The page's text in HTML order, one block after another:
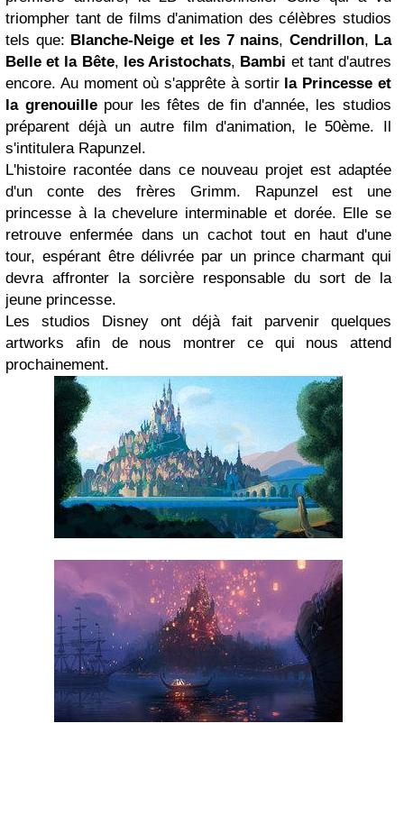
triompher tant de films d'animation des célèbres studios
tels que: Blanche-Neige et les 7 nains, Cendrillon, La
Belle et la Bête, les Aristochats, Bambi et tant d'autres
encore. Au moment où s'apprête à sortir la Princesse et
la grenouillepour les fêtes de fin d'année, les studios
préparent déjà un autre film d'animation, le 50ème. Il
s'intitulera Rapunzel.
L'histoire racontée dans ce nouveau projet est adaptée
d'un conte des frères Grimm. Rapunzel est une
princesse à la chevelure interminable et dorée. Elle se
retrouve enfermée dans un cachot tout en haut d'une
tour, espérant être délivrée par un prince charmant qui
devra affronter la sorcière responsable du sort de la
jeune princesse.
Les studios Disney ont déjà fait parvenir quelques
artworks afin de nous montrer ce qui nous attend
prochainement.